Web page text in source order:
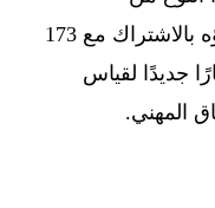
الـbenchmark الخبير، الذي تم بناؤه بالاشتراك مع 173
جديدًا لقياس
المهني.